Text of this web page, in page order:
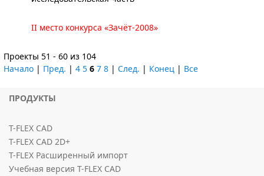
II место конкурса «Зачёт-2008»
Проекты 51 - 60 из 104
Начало | Пред. | 4 5 6 7 8 | След. | Конец | Все
ПРОДУКТЫ
T-FLEX CAD
T-FLEX CAD 2D+
T-FLEX Расширенный импорт
Учебная версия T-FLEX CAD